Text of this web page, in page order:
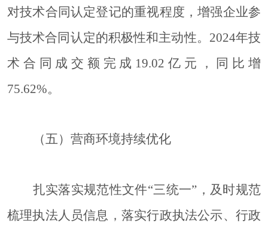
对技术合同认定登记的重视程度，增强企业参
与技术合同认定的积极性和主动性。 2024年技
术合同成交额完成19.02亿元，同比增
75.62%。
（五）营商环境持续优化
扎实落实规范性文件“三统一”，及时规范
梳理执法人员信息，落实行政执法公示、行政